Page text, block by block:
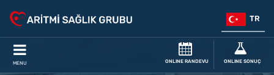
TR
MENU ONLINE RANDEVU ONLINE SONUÇ